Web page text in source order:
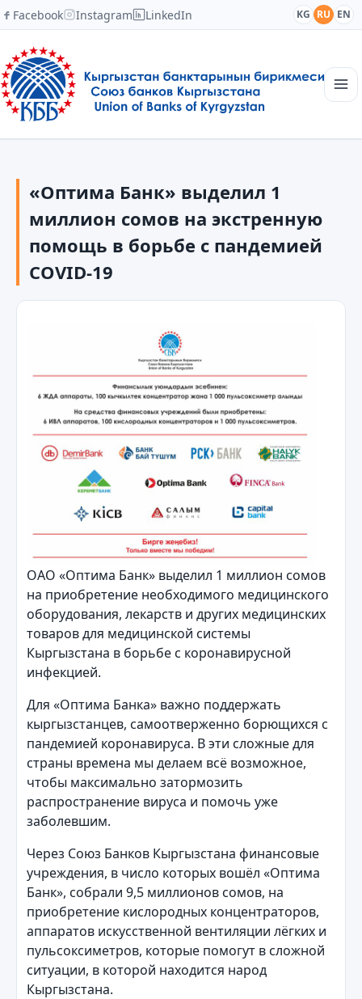
Facebook Instagram LinkedIn KG RU EN
Новости
Академия
Члены и партнеры
Сотрудничество
Контакты
«Оптима Банк» выделил 1
миллион сомов на экстренную
помощь в борьбе с пандемией
COVID-19
ОАО «Оптима Банк» выделил 1 миллион сомов
на приобретение необходимого медицинского
оборудования, лекарств и других медицинских
товаров для медицинской системы
Кыргызстана в борьбе с коронавирусной
инфекцией.
Для «Оптима Банка» важно поддержать
кыргызстанцев, самоотверженно борющихся с
пандемией коронавируса. В эти сложные для
страны времена мы делаем всё возможное,
чтобы максимально затормозить
распространение вируса и помочь уже
заболевшим.
Через Союз Банков Кыргызстана финансовые
учреждения, в число которых вошёл «Оптима
Банк», собрали 9,5 миллионов сомов, на
приобретение кислородных концентраторов,
аппаратов искусственной вентиляции лёгких и
пульсоксиметров, которые помогут в сложной
ситуации, в которой находится народ
Кыргызстана.